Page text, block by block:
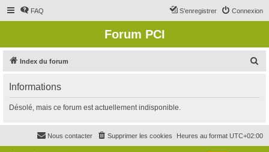
FAQ Connexion
S’enregistrer
Forum PCI
Index du forum
r
c
Informations
Désolé, mais ce forum est actuellement indisponible.
Heures au format UTC+02:00
Supprimer les cookies
Nous contacter